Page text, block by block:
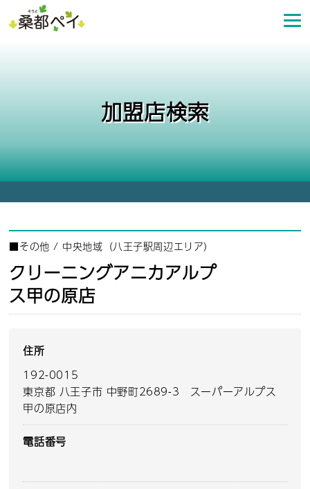
ン
プ
加盟店検索
■その他 / 中央地域（八王子駅周辺エリア）
クリーニングアニカアルプ
ス甲の原店
住所
192-0015
東京都 八王子市 中野町2689-3 スーパーアルプス
甲の原店内
電話番号